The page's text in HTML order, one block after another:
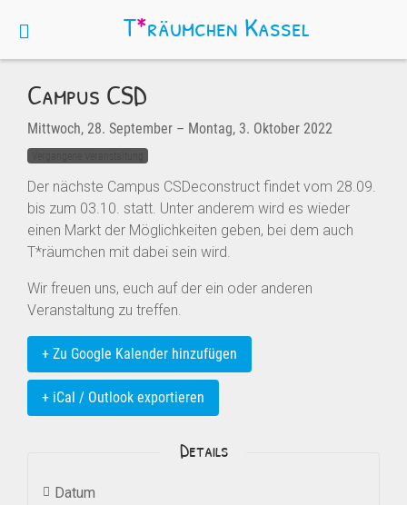
Campus CSD
Mittwoch, 28. September – Montag, 3. Oktober 2022
Der nächste Campus CSDeconstruct findet vom 28.09.
bis zum 03.10. statt. Unter anderem wird es wieder
einen Markt der Möglichkeiten geben, bei dem auch
T*räumchen mit dabei sein wird.
Wir freuen uns, euch auf der ein oder anderen
Veranstaltung zu treffen.
+ Zu Google Kalender hinzufügen
+ iCal / Outlook exportieren
Details
Datum
T*räumchen Kassel